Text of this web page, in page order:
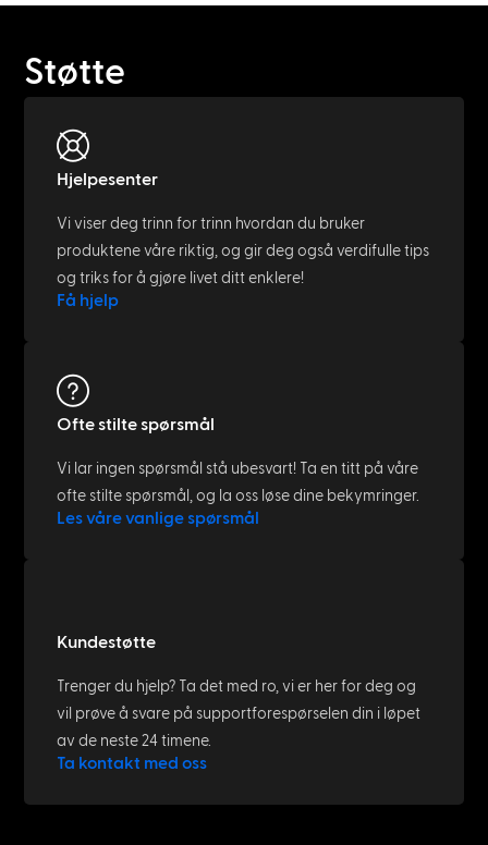
Støtte
Hjelpesenter
Vi viser deg trinn for trinn hvordan du bruker
produktene våre riktig, og gir deg også verdifulle tips
og triks for å gjøre livet ditt enklere!
Få hjelp
Ofte stilte spørsmål
Vi lar ingen spørsmål stå ubesvart! Ta en titt på våre
ofte stilte spørsmål, og la oss løse dine bekymringer.
Les våre vanlige spørsmål
Kundestøtte
Trenger du hjelp? Ta det med ro, vi er her for deg og
vil prøve å svare på supportforespørselen din i løpet
av de neste 24 timene.
Ta kontakt med oss